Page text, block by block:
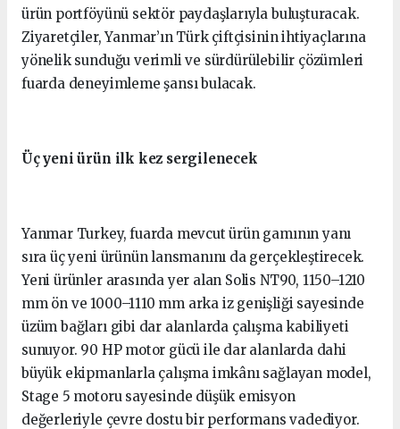
ürün portföyünü sektör paydaşlarıyla buluşturacak.
Ziyaretçiler, Yanmar’ın Türk çiftçisinin ihtiyaçlarına
yönelik sunduğu verimli ve sürdürülebilir çözümleri
fuarda deneyimleme şansı bulacak.
Üç yeni ürün ilk kez sergilenecek
Yanmar Turkey, fuarda mevcut ürün gamının yanı
sıra üç yeni ürünün lansmanını da gerçekleştirecek.
Yeni ürünler arasında yer alan Solis NT90, 1150–1210
mm ön ve 1000–1110 mm arka iz genişliği sayesinde
üzüm bağları gibi dar alanlarda çalışma kabiliyeti
sunuyor. 90 HP motor gücü ile dar alanlarda dahi
büyük ekipmanlarla çalışma imkânı sağlayan model,
Stage 5 motoru sayesinde düşük emisyon
değerleriyle çevre dostu bir performans vadediyor.